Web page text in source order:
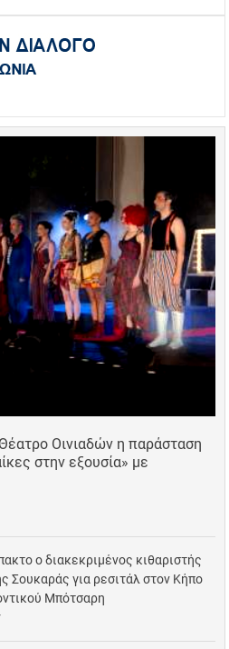
Οινιαδών η παράσταση
στην εξουσία» με
ο διακεκριμένος κιθαριστής
Σουκαράς για ρεσιτάλ στον Κήπο
Μπότσαρη